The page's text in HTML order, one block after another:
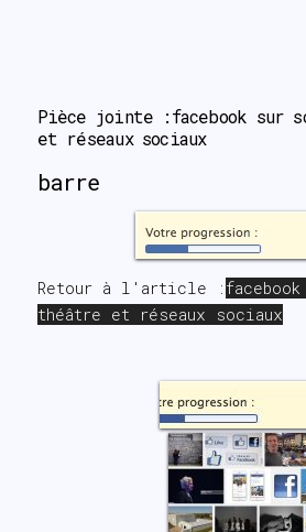
Pièce jointe :facebook sur
et réseaux sociaux
barre
Retour à l'article :
théâtre et réseaux sociaux